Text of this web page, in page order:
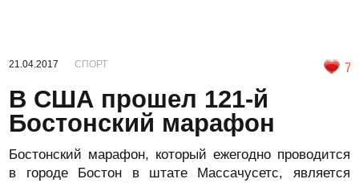
21.04.2017 СПОРТ 7
В США прошел 121-й
Бостонский марафон
Бостонский марафон, который ежегодно проводится
в городе Бостон в штате Массачусетс, является